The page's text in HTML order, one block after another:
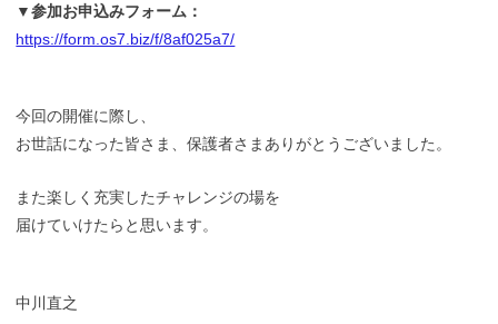
▼参加お申込みフォーム：
https://form.os7.biz/f/8af025a7/
今回の開催に際し、
お世話になった皆さま、保護者さまありがとうございました。
また楽しく充実したチャレンジの場を
届けていけたらと思います。
中川直之